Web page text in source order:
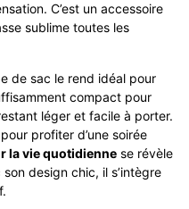
C’est un accessoire
sublime toutes les
de sac le rend idéal pour
compact pour
léger et facile à porter.
profiter d’une soirée
la vie quotidienne se révèle
design chic, il s’intègre